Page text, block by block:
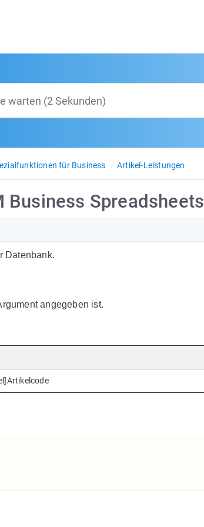
für Business Artikel-Leistungen
Business Spreadsheets
Datenbank.
angegeben ist.